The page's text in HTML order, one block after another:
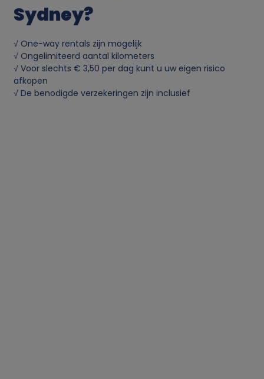
Sydney?
√ One-way rentals zijn mogelijk
√ Ongelimiteerd aantal kilometers
√ Voor slechts € 3,50 per dag kunt u uw eigen risico
afkopen
√ De benodigde verzekeringen zijn inclusief